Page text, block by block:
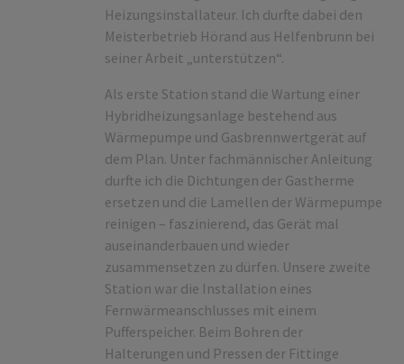
Heizungsinstallateur. Ich durfte dabei den
Meisterbetrieb Hörand aus Helfenbrunn bei
seiner Arbeit „unterstützen“.
Als erste Station stand die Wartung einer
Hybridheizungsanlage bestehend aus
Wärmepumpe und Gasbrennwertgerät auf
dem Plan. Unter fachmännischer Anleitung
durfte ich die Dichtungen der Gastherme
ersetzen und die Lamellen der Wärmepumpe
reinigen – faszinierend, das Gerät mal
auseinanderbauen und wieder
zusammensetzen zu dürfen. Unsere zweite
Station war die Installation eines
Fernwärmeanschlusses mit einem
Pufferspeicher. Beim Bohren der
Halterungen und Pressen der Fittinge